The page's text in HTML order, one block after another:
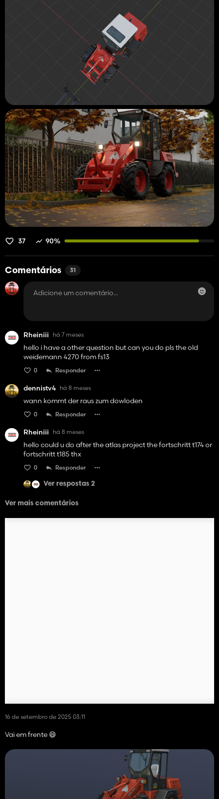
37 90%
Comentários 31
Rheiniii há 7 meses
hello i have a other question but can you do pls the old
weidemann 4270 from fs13
0 Responder
dennistv4 há 8 meses
wann kommt der raus zum dowloden
0 Responder
Rheiniii há 8 meses
hello could u do after the atlas project the fortschritt t174 or
fortschritt t185 thx
0 Responder
Ver respostas 2
Ver mais comentários
16 de setembro de 2025 03:11
Vai em frente 😄